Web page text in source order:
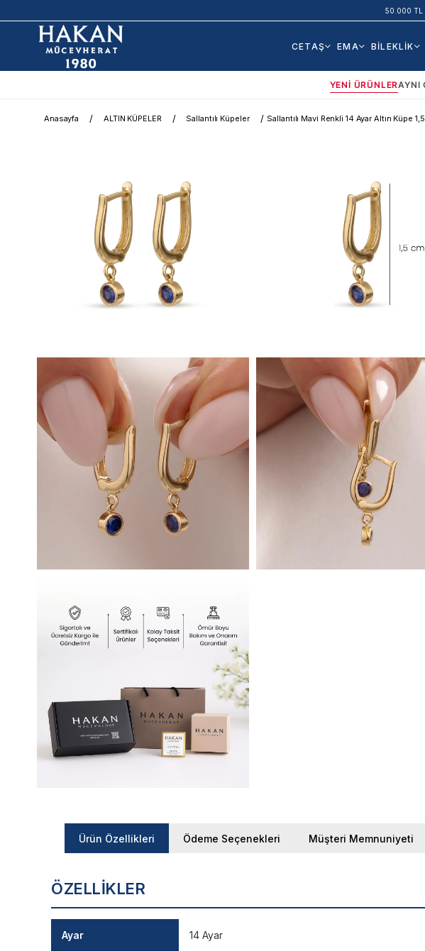
50.000 TL
CETAŞ EMA BİLEKLİK
YENI ÜRÜNLERAYNI
Anasayfa ALTIN KÜPELER Sallantılı Küpeler Sallantılı Mavi Renkli 14 Ayar Altın Küpe
Ürün Özellikleri Ödeme Seçenekleri Müşteri Memnuniyeti
ÖZELLIKLER
Ayar 14 Ayar